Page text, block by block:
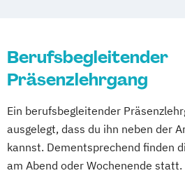
Fachwirt
Gerontopsychiatrische
Handlungskompetenzen in
Gerontopsychiatrie
Berufsbegleitender
Präsenzlehrgang
Ein berufsbegleitender
ausgelegt, dass du ihn neben der
kannst. Dementsprechend finden
am Abend oder Wochenende